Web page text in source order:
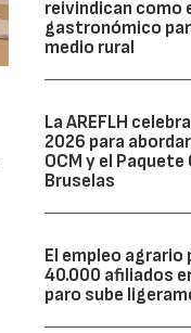
reivindican como
gastronómico
medio rural
La AREFLH
2026 para
OCM y el Paquete
Bruselas
El empleo agrario
40.000 afiliados
paro sube